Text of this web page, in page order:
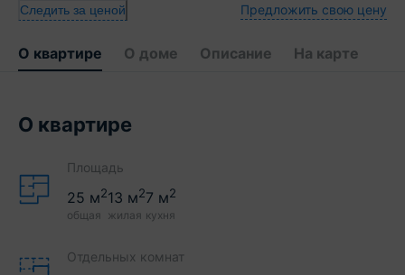
Следить за ценой Предложить свою цену
О квартире О доме Описание На карте
О квартире
Площадь
25 м2
общая
13 м2
жилая
7 м2
кухня
Отдельных комнат